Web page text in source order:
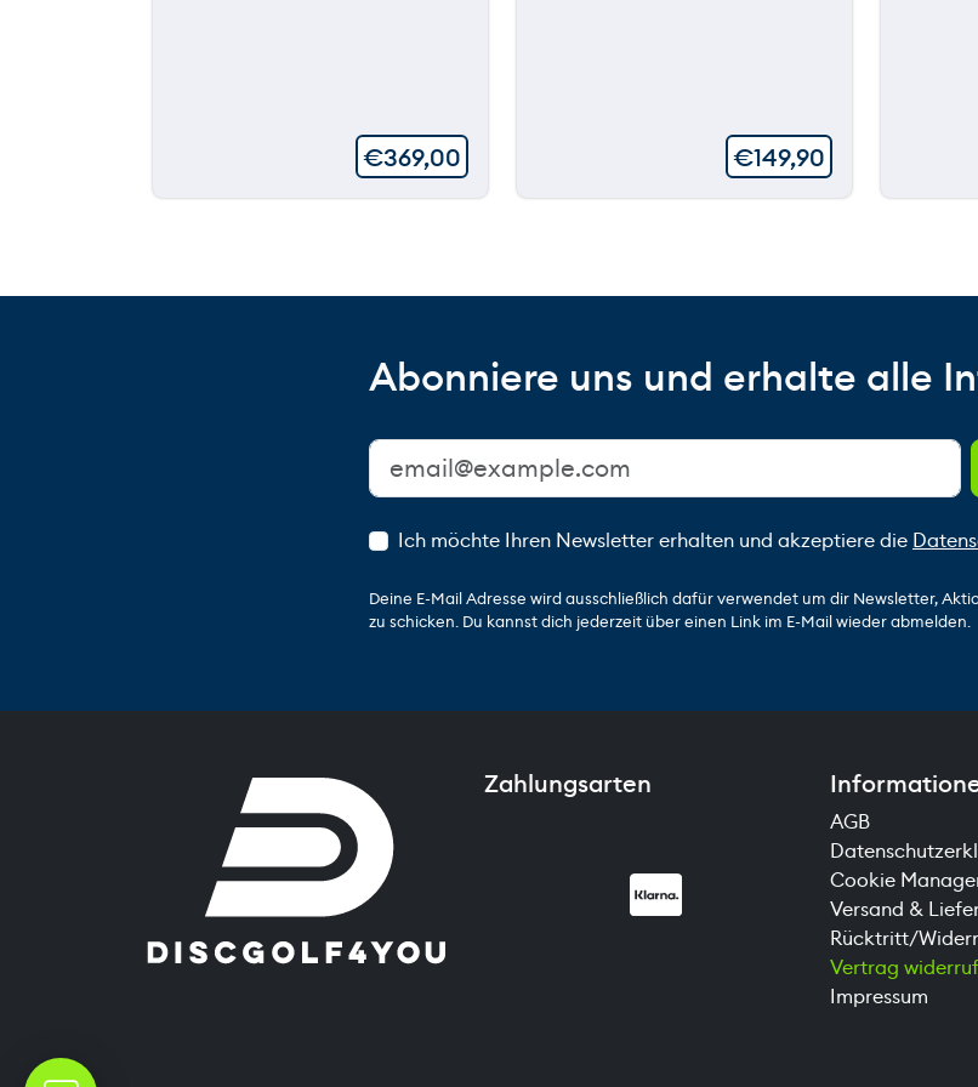
€369,00 €149,90
Abonniere uns und erhalte alle
Ich möchte Ihren Newsletter erhalten und akzeptiere die
Deine E-Mail Adresse wird ausschließlich dafür verwendet um dir Newsletter,
zu schicken. Du kannst dich jederzeit über einen Link im E-Mail wieder abmelden.
Zahlungsarten
AGB
Cookie
Versand &
Rücktritt/
Vertrag
Impressum